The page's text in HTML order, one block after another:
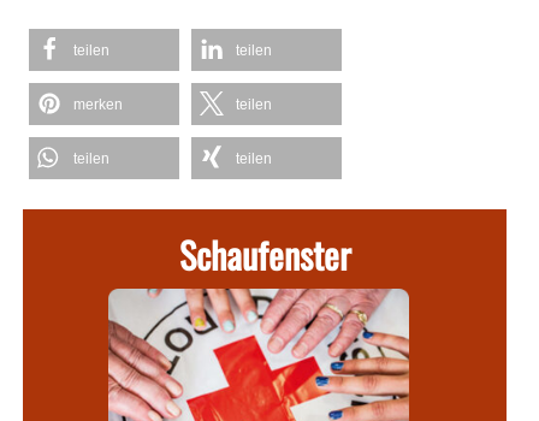
teilen teilen
merken teilen
teilen teilen
Schaufenster